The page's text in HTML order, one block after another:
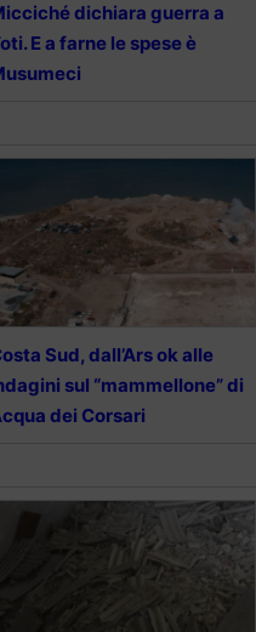
dichiara guerra a
E a farne le spese è
Sud, dall’Ars ok alle
sul “mammellone” di
dei Corsari